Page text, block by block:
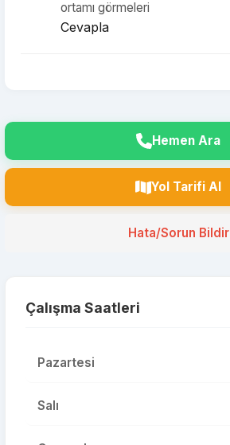
ortamı görmeleri
Cevapla
Hemen Ara
Yol Tarifi Al
Hata/Sorun Bildir
Çalışma Saatleri
Pazartesi
Salı